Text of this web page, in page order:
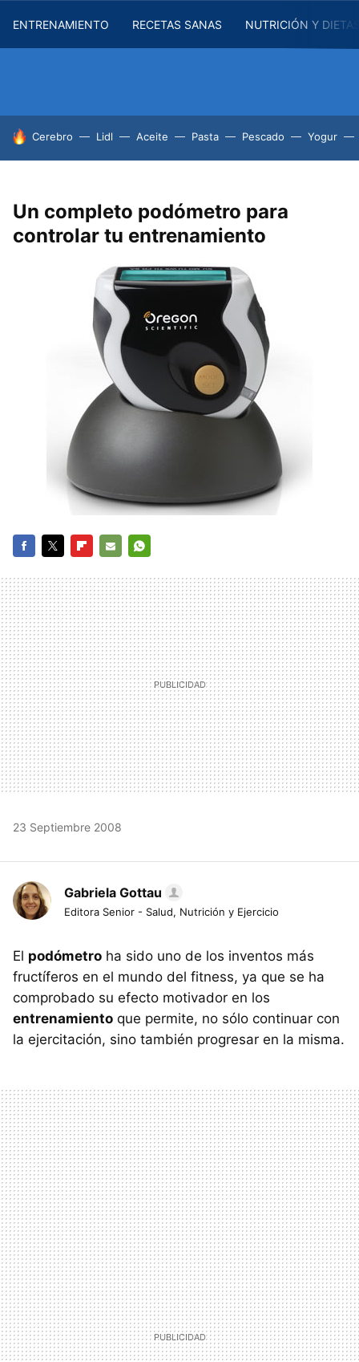
ENTRENAMIENTO RECETAS SANAS NUTRICIÓN Y
HOY SE HABLA DE
Cerebro Lidl Aceite Pasta Pescado Yogur
Un completo podómetro para
controlar tu entrenamiento
MAIL
23 Septiembre 2008
Gabriela Gottau
Editora Senior - Salud, Nutrición y Ejercicio
El podómetro ha sido uno de los inventos más
fructíferos en el mundo del fitness, ya que se ha
comprobado su efecto motivador en los
entrenamiento que permite, no sólo continuar con
la ejercitación, sino también progresar en la misma.